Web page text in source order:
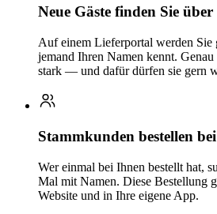
Neue Gäste finden Sie
Auf einem Lieferportal werden Sie
jemand Ihren Namen kennt.
stark — und dafür dürfen sie gern
Stammkunden bestellen
Wer einmal bei Ihnen bestellt hat,
Mal mit Namen. Diese Bestellung
Website und in Ihre eigene App.